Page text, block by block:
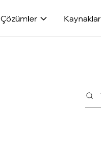
Çözümler Kaynaklar